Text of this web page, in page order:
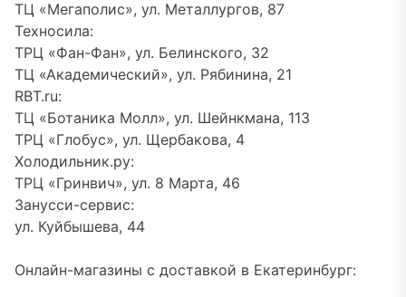
ТЦ «Мегаполис», ул. Металлургов, 87
Техносила:
ТРЦ «Фан-Фан», ул. Белинского, 32
ТЦ «Академический», ул. Рябинина, 21
RBT.ru:
ТЦ «Ботаника Молл», ул. Шейнкмана, 113
ТРЦ «Глобус», ул. Щербакова, 4
Холодильник.ру:
ТРЦ «Гринвич», ул. 8 Марта, 46
Занусси-сервис:
ул. Куйбышева, 44
Онлайн-магазины с доставкой в Екатеринбург: